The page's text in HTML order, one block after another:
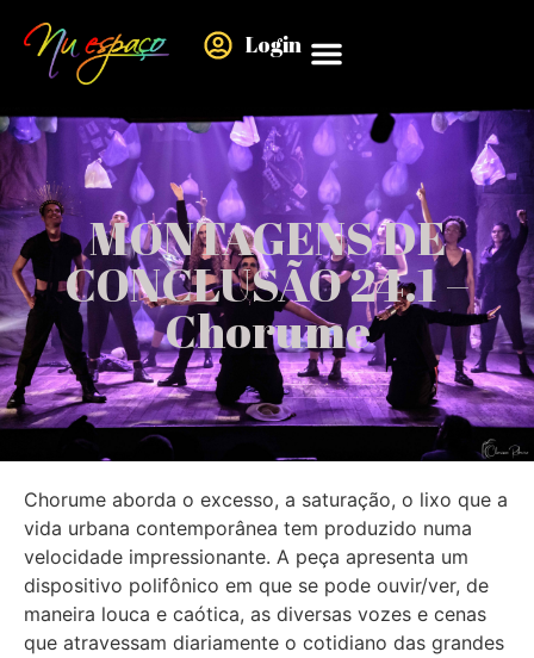
Login
MONTAGENS DE
CONCLUSÃO 24.1 –
Chorume
Chorume aborda o excesso, a saturação, o lixo que a
vida urbana contemporânea tem produzido numa
velocidade impressionante. A peça apresenta um
dispositivo polifônico em que se pode ouvir/ver, de
maneira louca e caótica, as diversas vozes e cenas
que atravessam diariamente o cotidiano das grandes